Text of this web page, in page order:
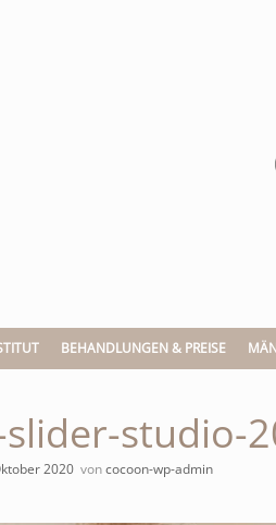
BEHANDLUNGEN & PREISE
studio-
2020 voncocoon-wp-admin